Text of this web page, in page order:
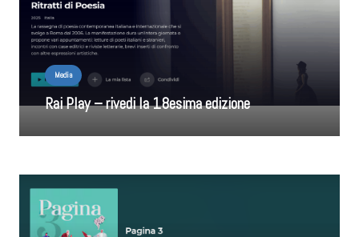
Media
Rai Play – rivedi la 18esima edizione